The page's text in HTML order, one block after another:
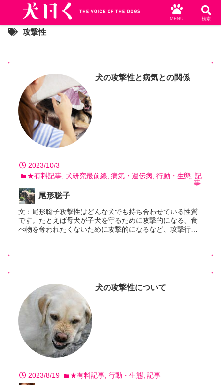
攻撃性
犬の攻撃性と病気との関係
2023/10/3
★有料記事 犬研究最前線 病気・遺伝病 行動・生態 記
事
尾形聡子
文：尾形聡子攻撃性はどんな犬でも持ち合わせている性質
です。たとえば母犬が子犬を守るために攻撃的になる、食
べ物を奪われたくないために攻撃的になるなど、攻撃行…
犬の攻撃性について
2023/8/19 ★有料記事 行動・生態 記事
MENU 検索